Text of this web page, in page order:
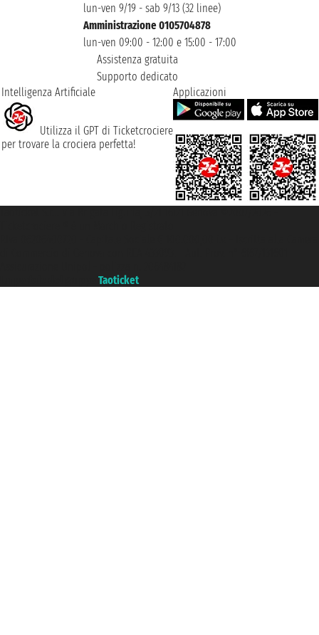
lun-ven 9/19 - sab 9/13 (32 linee)
Amministrazione 0105704878
lun-ven 09:00 - 12:00 e 15:00 - 17:00
Assistenza gratuita
Supporto dedicato
Intelligenza Artificiale
Utilizza il GPT di Ticketcrociere
per trovare la crociera perfetta!
Applicazioni
Taoticket